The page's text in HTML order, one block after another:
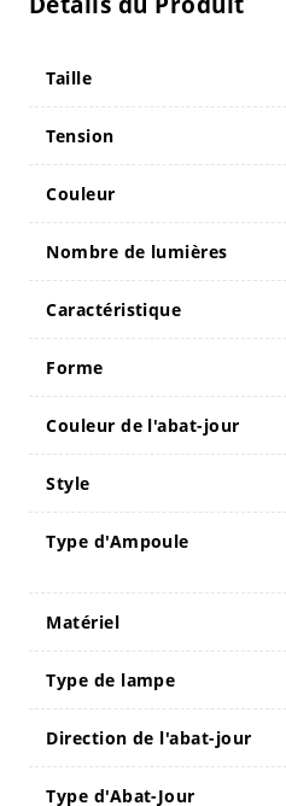
Taille
Tension
Couleur
Nombre de lumières
Caractéristique
Forme
Couleur de l'abat-jour
Style
Type d'Ampoule
Matériel
Type de lampe
Direction de l'abat-jour
Type d'Abat-Jour